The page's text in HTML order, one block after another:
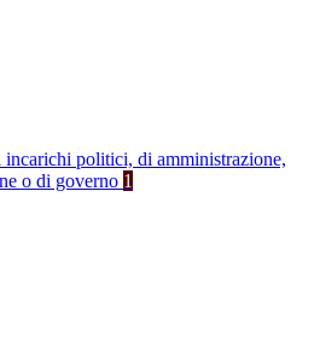
politici, di amministrazione,
o di governo 1